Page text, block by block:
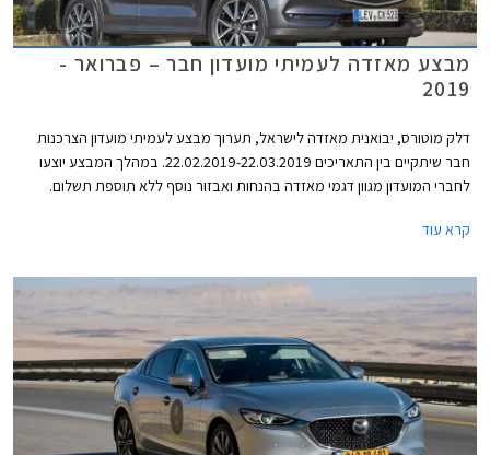
מבצע מאזדה לעמיתי מועדון חבר – פברואר -
2019
דלק מוטורס, יבואנית מאזדה לישראל, תערוך מבצע לעמיתי מועדון הצרכנות
חבר שיתקיים בין התאריכים 22.02.2019-22.03.2019. במהלך המבצע יוצעו
לחברי המועדון מגוון דגמי מאזדה בהנחות ואבזור נוסף ללא תוספת תשלום.
המבצע יתקיים בכל אולמות התצוגה של מאזדה ברחבי הארץ.
קרא עוד